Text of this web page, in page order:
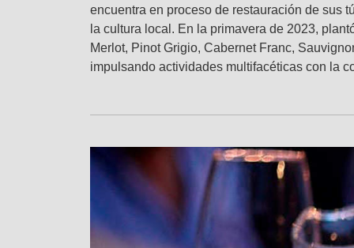
encuentra en proceso de restauración de sus
la cultura local. En la primavera de 2023,
Merlot, Pinot Grigio, Cabernet Franc,
impulsando actividades multifacéticas con la